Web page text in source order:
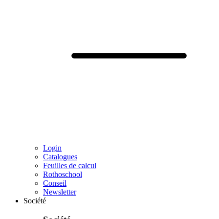
Login
Catalogues
Feuilles de calcul
Rothoschool
Conseil
Newsletter
Société